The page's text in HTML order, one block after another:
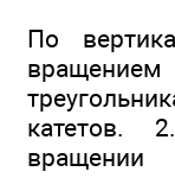
По
катетов.